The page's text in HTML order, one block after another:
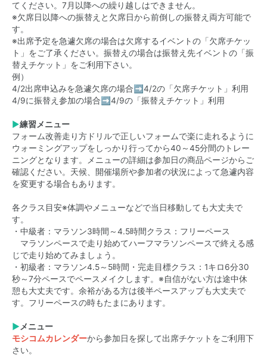
てください。7月以降への繰り越しはできません。
※欠席日以降への振替えと欠席日から前倒しの振替え両方可能で
す。
※出席予定を急遽欠席の場合は欠席するイベントの「欠席チケッ
ト」をご了承ください。振替えの場合は振替え先イベントの「振
替えチケット」をご利用下さい。
例）
4/2出席申込みを急遽欠席の場合➡4/2の「欠席チケット」利用
4/9に振替え参加の場合➡4/9の「振替えチケット」利用
▶練習メニュー
フォーム改善走り方ドリルで正しいフォームで楽に走れるように
ウォーミングアップをしっかり行ってから40～45分間のトレー
ニングとなります。メニューの詳細は参加日の商品ページからご
確認ください。天候、開催場所や参加者の状況によって急遽内容
を変更する場合もあります。
各クラス目安※体調やメニューなどで当日移動しても大丈夫で
す。
・中級者：マラソン3時間～4.5時間クラス：フリーペース
マラソンペースで走り始めてハーフマラソンペースで終える感
じで走り始めてみましょう。
・初級者：マラソン4.5～5時間・完走目標クラス：1キロ6分30
秒～7分ペースでペースメイクします。※自信がない方は途中休
憩も大丈夫です。余裕がある方は後半ペースアップも大丈夫で
す。フリーペースの時もたまにあります。
▶ メニュー
モシコムカレンダーから参加日を探して出席チケットをご利用下
さい。